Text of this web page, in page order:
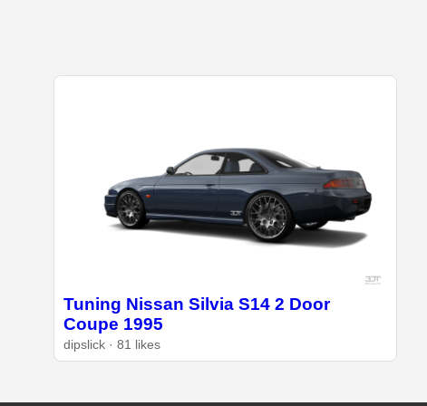
Tuning Nissan Silvia S14 2 Door
Coupe 1995
dipslick · 81 likes